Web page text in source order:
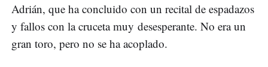
Adrián, que ha concluido con un recital de espadazos
y fallos con la cruceta muy desesperante. No era un
gran toro, pero no se ha acoplado.